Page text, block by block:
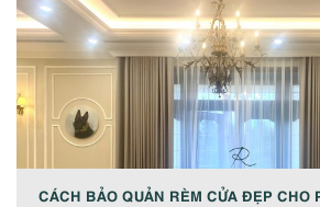
CÁCH BẢO QUẢN RÈM CỬA ĐẸP CHO